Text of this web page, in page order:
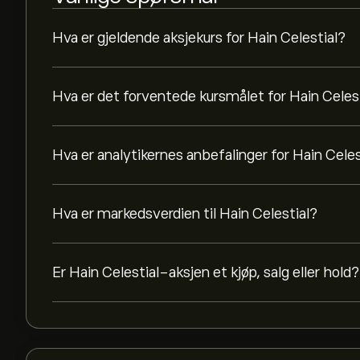
Hva er gjeldende aksjekurs for Hain Celestial?
Hva er det forventede kursmålet for Hain
Hva er analytikernes anbefalinger for Hain
Hva er markedsverdien til Hain Celestial?
Er Hain Celestial-aksjen et kjøp, salg eller hold?